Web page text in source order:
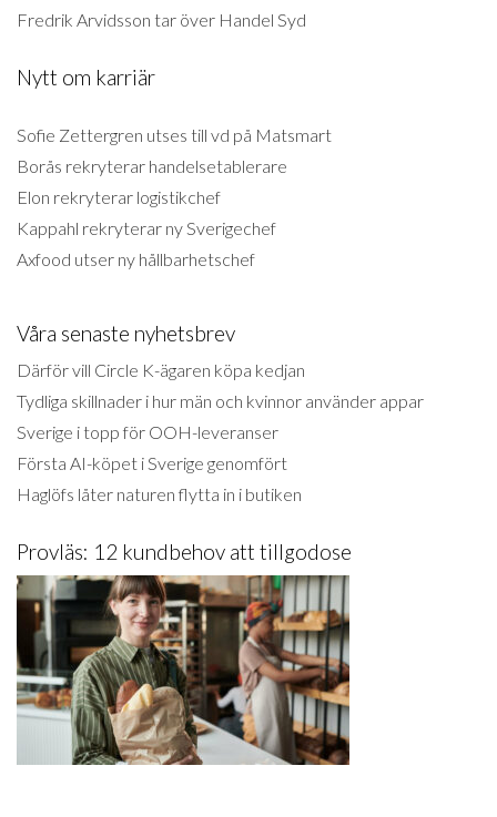
Fredrik Arvidsson tar över Handel Syd
Nytt om karriär
Sofie Zettergren utses till vd på Matsmart
Borås rekryterar handelsetablerare
Elon rekryterar logistikchef
Kappahl rekryterar ny Sverigechef
Axfood utser ny hållbarhetschef
Våra senaste nyhetsbrev
Därför vill Circle K-ägaren köpa kedjan
Tydliga skillnader i hur män och kvinnor använder appar
Sverige i topp för OOH-leveranser
Första AI-köpet i Sverige genomfört
Haglöfs låter naturen flytta in i butiken
Provläs: 12 kundbehov att tillgodose